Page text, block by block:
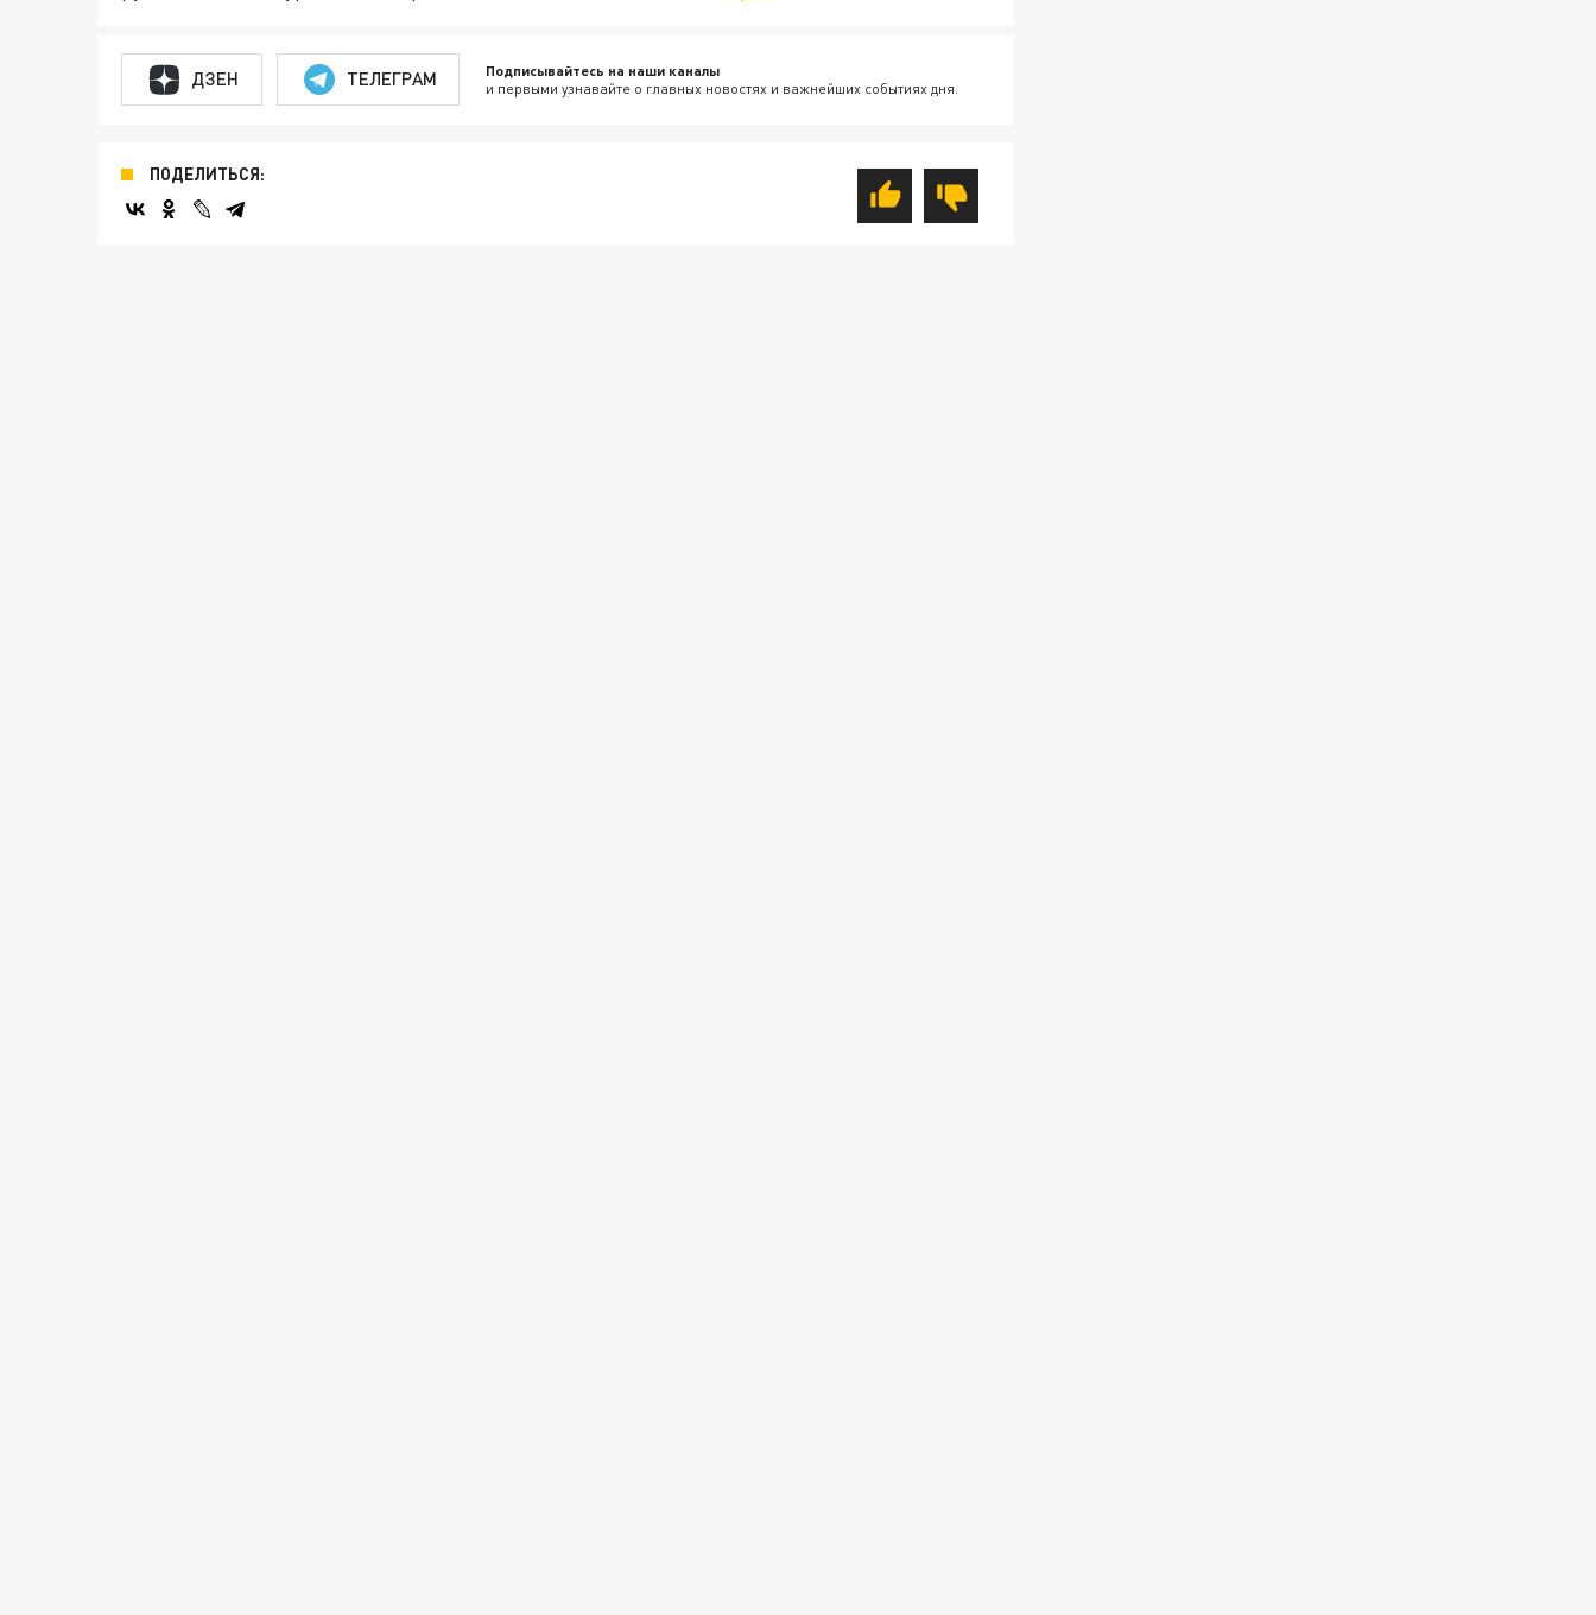
ДЗЕН ТЕЛЕГРАМ Подписывайтесь на наши каналы
и первыми узнавайте о главных новостях и важнейших событиях дня.
ПОДЕЛИТЬСЯ: